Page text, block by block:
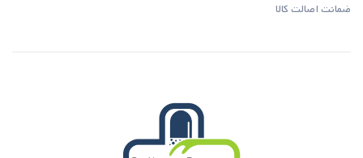
ضمانت اصالت کالا